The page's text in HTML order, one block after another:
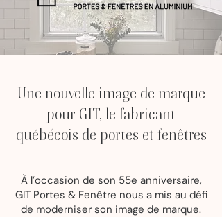
Une nouvelle image de marque
pour GIT, le fabricant
québécois de portes et fenêtres
À l’occasion de son 55e anniversaire,
GIT Portes & Fenêtre nous a mis au défi
de moderniser son image de marque.